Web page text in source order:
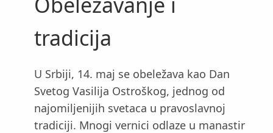
tradicija
U Srbiji, 14. maj se obeležava kao Dan
Svetog Vasilija Ostroškog, jednog od
najomiljenijih svetaca u pravoslavnoj
tradiciji. Mnogi vernici odlaze u manastir